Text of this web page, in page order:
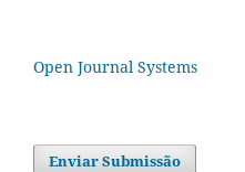
Open Journal Systems
Enviar Submissão